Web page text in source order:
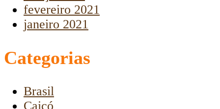
fevereiro 2021
janeiro 2021
Categorias
Brasil
Caicó